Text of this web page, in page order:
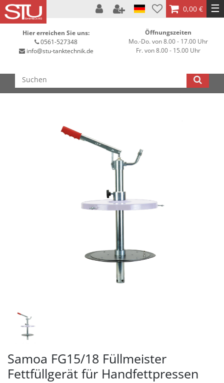
0,00 € ☰
Hier erreichen Sie uns:
0561-527348
info@stu-tanktechnik.de
Öffnungszeiten
Mo.-Do. von 8.00 - 17.00 Uhr
Fr. von 8.00 - 15.00 Uhr
Samoa FG15/18 Füllmeister
Fettfüllgerät für Handfettpressen